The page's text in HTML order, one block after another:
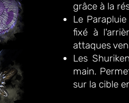
grâce à la
Le
fixé à
attaques
Les
main.
sur la cible